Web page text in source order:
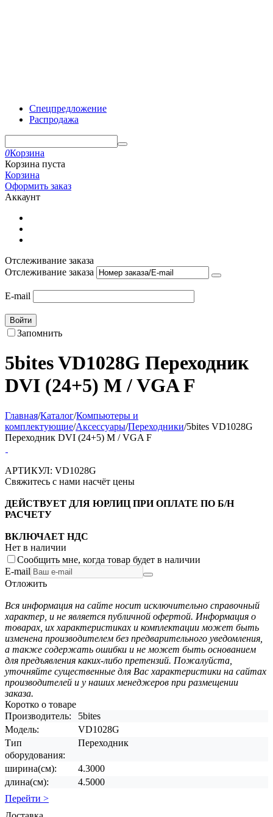
Спецпредложение
Распродажа
0Корзина
Корзина пуста
Корзина
Оформить заказ
Аккаунт
Отслеживание заказа
Отслеживание заказа
E-mail
Войти
Запомнить
5bites VD1028G Переходник
DVI (24+5) M / VGA F
Главная/Каталог/Компьютеры и
комплектующие/Аксессуары/Переходники/5bites VD1028G
Переходник DVI (24+5) M / VGA F
АРТИКУЛ: VD1028G
Свяжитесь с нами насчёт цены
ДЕЙСТВУЕТ ДЛЯ ЮРЛИЦ ПРИ ОПЛАТЕ ПО Б/Н
РАСЧЕТУ
ВКЛЮЧАЕТ НДС
Нет в наличии
Сообщить мне, когда товар будет в наличии
E-mail
Отложить
Вся информация на сайте носит исключительно справочный
характер, и не является публичной офертой. Информация о
товарах, их характеристиках и комплектации может быть
изменена производителем без предварительного уведомления,
а также содержать ошибки и не может быть основанием
для предъявления каких-либо претензий. Пожалуйста,
уточняйте существенные для Вас характеристики на сайтах
производителей и у наших менеджеров при размещении
заказа.
Коротко о товаре
Производитель:
5bites
Модель:
VD1028G
Тип
оборудования:
Переходник
ширина(см):
4.3000
длина(см):
4.5000
Перейти >